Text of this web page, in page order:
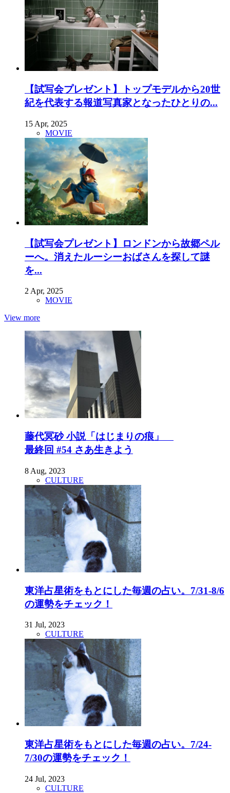
【試写会プレゼント】トップモデルから20世
紀を代表する報道写真家となったひとりの...
15 Apr, 2025
MOVIE
【試写会プレゼント】ロンドンから故郷ペル
ーへ。消えたルーシーおばさんを探して謎
を...
2 Apr, 2025
MOVIE
View more
藤代冥砂 小説「はじまりの痕」
最終回 #54 さあ生きよう
8 Aug, 2023
CULTURE
東洋占星術をもとにした毎週の占い。7/31-8/6
の運勢をチェック！
31 Jul, 2023
CULTURE
東洋占星術をもとにした毎週の占い。7/24-
7/30の運勢をチェック！
24 Jul, 2023
CULTURE